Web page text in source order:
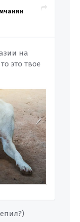
на
это твое